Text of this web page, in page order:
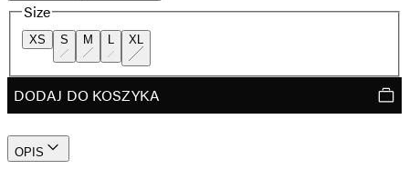
Size
XS S M L XL
DODAJ DO KOSZYKA
OPIS